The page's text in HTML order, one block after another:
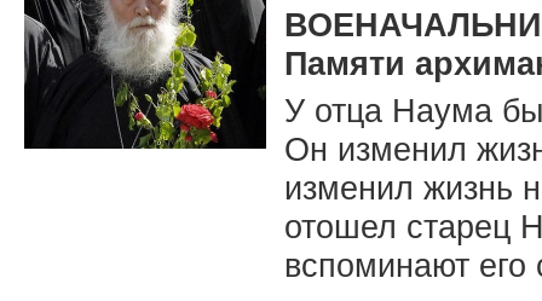
Памяти
У отца Наума
Он изменил
изменил жизнь
отошел старец
вспоминают